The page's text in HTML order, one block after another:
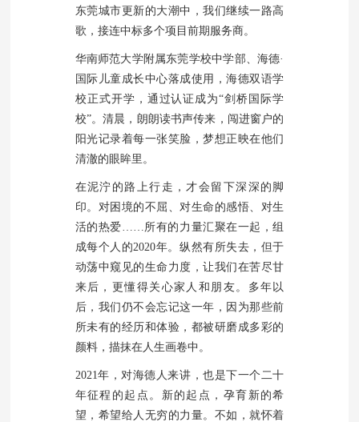
东莞城市更新的大潮中，我们继续一路高
歌，接连中标多个项目前期服务商。
华南师范大学附属东莞学校中学部、海德·
国际儿童成长中心落成使用，海德双语学
校正式开学，通过认证成为“剑桥国际学
校”。清晨，朗朗读书声传来，闯进窗户的
阳光记录着每一张笑脸，梦想正映在他们
清澈的眼眸里。
在泥泞的路上行走，才会留下深深的脚
印。对困境的不屈、对生命的感悟、对生
活的热爱……所有的力量汇聚在一起，组
成每个人的2020年。纵然有所失去，但于
动荡中窥见的生命力度，让我们在苦尽甘
来后，更懂得关心家人和朋友。多年以
后，我们仍不会忘记这一年，因为那些前
所未有的经历和体验，都被研磨成多彩的
颜料，描抹在人生画卷中。
2021年，对海德人来讲，也是下一个二十
年征程的起点。新的起点，孕育新的希
望，希望给人无穷的力量。不如，就怀着